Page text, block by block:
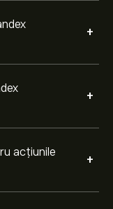
+
+
acțiunile
+